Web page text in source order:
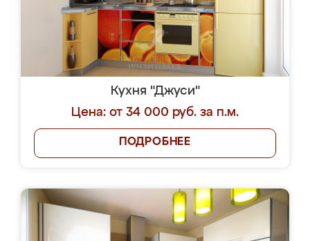
Кухня "Джуси"
Цена: от 34 000 руб. за п.м.
ПОДРОБНЕЕ